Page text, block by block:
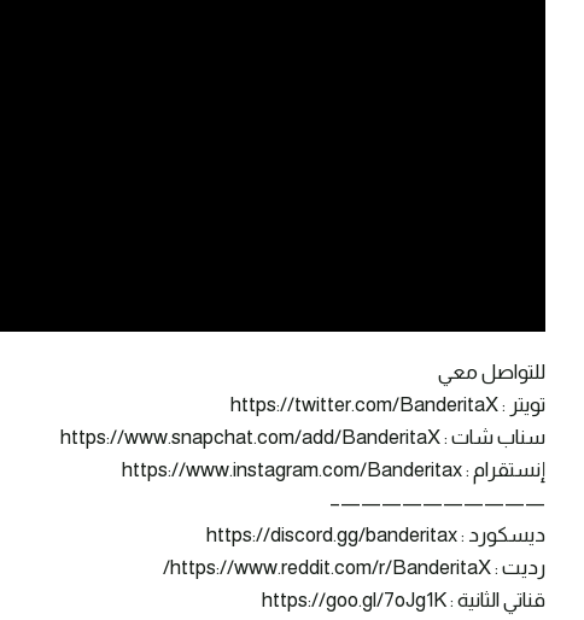
للتواصل معي
تويتر : https://twitter.com/BanderitaX
سناب شات : https://www.snapchat.com/add/BanderitaX
إنستقرام : https://www.instagram.com/Banderitax
——————————–
ديسكورد : https://discord.gg/banderitax
رديت : https://www.reddit.com/r/BanderitaX/
قناتي الثانية : https://goo.gl/7oJg1K